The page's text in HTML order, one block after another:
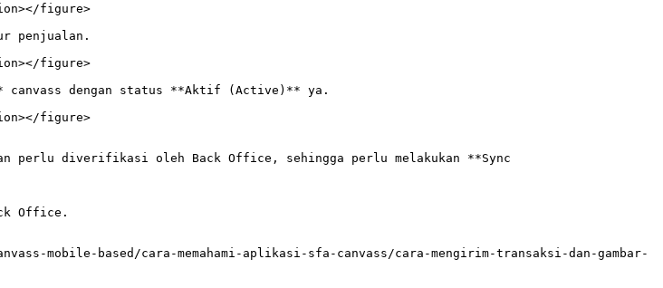
figure>
penjualan.
figure>
canvass dengan status **Aktif (Active)** ya.
figure>
perlu diverifikasi oleh Back Office, sehingga perlu melakukan **Sync
Office.
mobile-based/cara-memahami-aplikasi-sfa-canvass/cara-mengirim-transaksi-dan-gambar-